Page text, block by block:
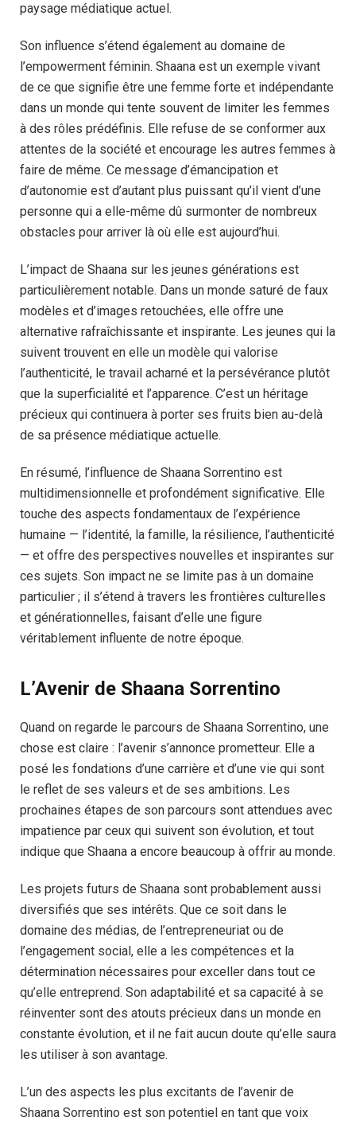
paysage médiatique actuel.
Son influence s’étend également au domaine de
l’empowerment féminin. Shaana est un exemple vivant
de ce que signifie être une femme forte et indépendante
dans un monde qui tente souvent de limiter les femmes
à des rôles prédéfinis. Elle refuse de se conformer aux
attentes de la société et encourage les autres femmes à
faire de même. Ce message d’émancipation et
d’autonomie est d’autant plus puissant qu’il vient d’une
personne qui a elle-même dû surmonter de nombreux
obstacles pour arriver là où elle est aujourd’hui.
L’impact de Shaana sur les jeunes générations est
particulièrement notable. Dans un monde saturé de faux
modèles et d’images retouchées, elle offre une
alternative rafraîchissante et inspirante. Les jeunes qui la
suivent trouvent en elle un modèle qui valorise
l’authenticité, le travail acharné et la persévérance plutôt
que la superficialité et l’apparence. C’est un héritage
précieux qui continuera à porter ses fruits bien au-delà
de sa présence médiatique actuelle.
En résumé, l’influence de Shaana Sorrentino est
multidimensionnelle et profondément significative. Elle
touche des aspects fondamentaux de l’expérience
humaine — l’identité, la famille, la résilience, l’authenticité
— et offre des perspectives nouvelles et inspirantes sur
ces sujets. Son impact ne se limite pas à un domaine
particulier ; il s’étend à travers les frontières culturelles
et générationnelles, faisant d’elle une figure
véritablement influente de notre époque.
L’Avenir de Shaana Sorrentino
Quand on regarde le parcours de Shaana Sorrentino, une
chose est claire : l’avenir s’annonce prometteur. Elle a
posé les fondations d’une carrière et d’une vie qui sont
le reflet de ses valeurs et de ses ambitions. Les
prochaines étapes de son parcours sont attendues avec
impatience par ceux qui suivent son évolution, et tout
indique que Shaana a encore beaucoup à offrir au monde.
Les projets futurs de Shaana sont probablement aussi
diversifiés que ses intérêts. Que ce soit dans le
domaine des médias, de l’entrepreneuriat ou de
l’engagement social, elle a les compétences et la
détermination nécessaires pour exceller dans tout ce
qu’elle entreprend. Son adaptabilité et sa capacité à se
réinventer sont des atouts précieux dans un monde en
constante évolution, et il ne fait aucun doute qu’elle saura
les utiliser à son avantage.
L’un des aspects les plus excitants de l’avenir de
Shaana Sorrentino est son potentiel en tant que voix